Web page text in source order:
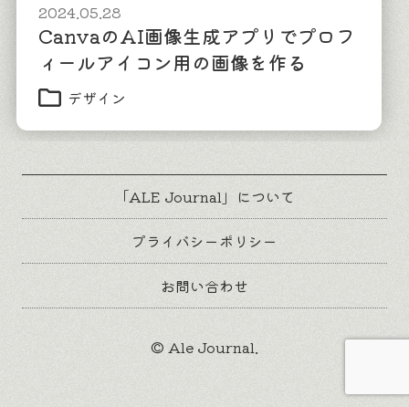
2024.05.28
CanvaのAI画像生成アプリでプロフ
ィールアイコン用の画像を作る
デザイン
© Ale Journal.
「ALE Journal」について
プライバシーポリシー
お問い合わせ